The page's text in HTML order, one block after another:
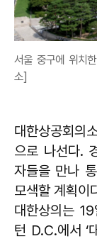
서울 중구에 위치
소]
대한상공회의
으로 나선다.
자들을 만나
모색할 계획이
대한상의는
턴 D.C.에서 ‘